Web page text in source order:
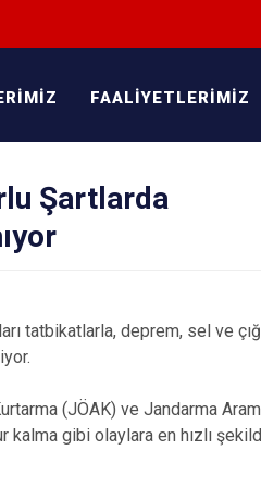
FAALİYETLERİMİZ
Şartlarda
tatbikatlarla, deprem, sel ve
(JÖAK) ve Jandarma
gibi olaylara en hızlı